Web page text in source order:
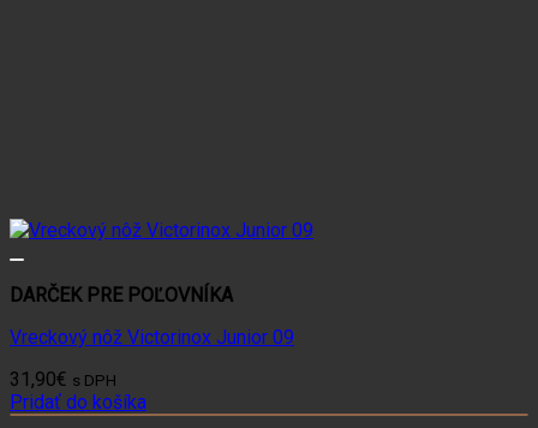
DARČEK PRE POĽOVNÍKA
Vreckový nôž Victorinox Junior 09
31,90€ s DPH
Pridať do košíka